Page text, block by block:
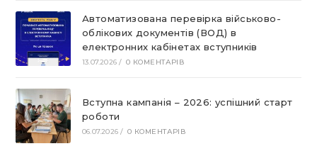
Автоматизована перевірка військово-
облікових документів (ВОД) в
електронних кабінетах вступників
13.07.2026 / 0 КОМЕНТАРІВ
Вступна кампанія – 2026: успішний старт
роботи
06.07.2026 / 0 КОМЕНТАРІВ